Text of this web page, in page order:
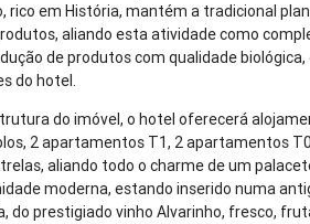
rico em História, mantém a tradicional
aliando esta atividade como
de produtos com qualidade
do hotel.
do imóvel, o hotel oferecerá
2 apartamentos T1, 2 apartamentos
aliando todo o charme de um
moderna, estando inserido numa
do prestigiado vinho Alvarinho, fresco,